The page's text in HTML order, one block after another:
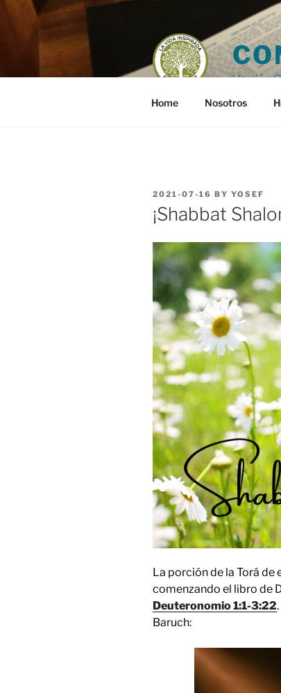
Skip
Versión
Home Nosotros
POSTED
ON
2021-07-16 BY YOSEF
¡Shabbat
La porción de la Torá de
comenzando el libro de
Deuteronomio 1:1-3:22
Baruch: